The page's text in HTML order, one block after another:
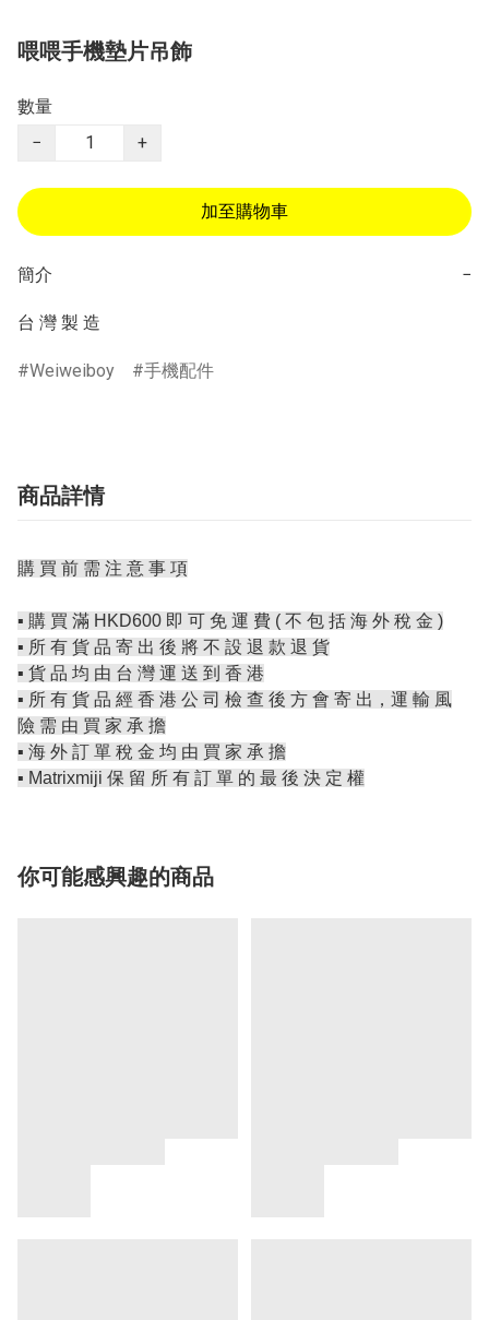
喂喂手機墊片吊飾
數量
−
+
加至購物車
簡介 −
台 灣 製 造
Weiweiboy 手機配件
商品詳情
購 買 前 需 注 意 事 項
▪️ 購 買 滿 HKD600 即 可 免 運 費 ( 不 包 括 海 外 稅 金 )
▪️ 所 有 貨 品 寄 出 後 將 不 設 退 款 退 貨
▪️ 貨 品 均 由 台 灣 運 送 到 香 港
▪️ 所 有 貨 品 經 香 港 公 司 檢 查 後 方 會 寄 出，運 輸 風
險 需 由 買 家 承 擔
▪️ 海 外 訂 單 稅 金 均 由 買 家 承 擔
▪️ Matrixmiji 保 留 所 有 訂 單 的 最 後 決 定 權
你可能感興趣的商品